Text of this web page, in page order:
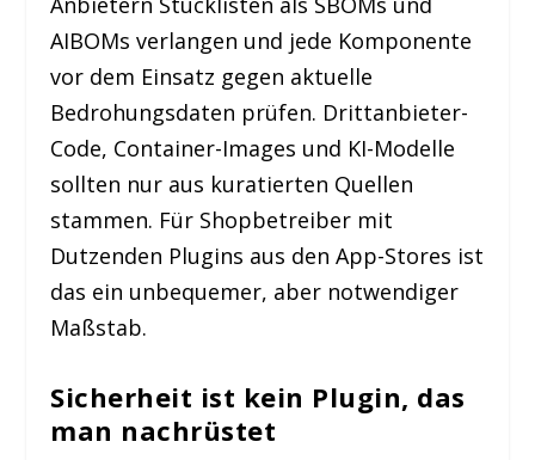
AIBOMs verlangen und jede Komponente
vor dem Einsatz gegen aktuelle
Bedrohungsdaten prüfen. Drittanbieter-
Code, Container-Images und KI-Modelle
sollten nur aus kuratierten Quellen
stammen. Für Shopbetreiber mit
Dutzenden Plugins aus den App-Stores ist
das ein unbequemer, aber notwendiger
Maßstab.
Sicherheit ist kein Plugin, das
man nachrüstet